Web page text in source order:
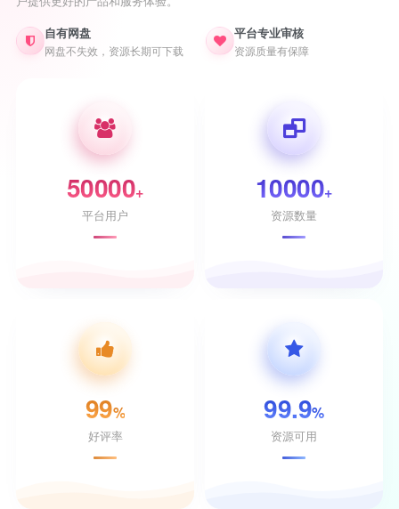
自有网盘
网盘不失效，资源长期可下载
平台专业审核
资源质量有保障
50000+
平台用户
10000+
资源数量
99%
好评率
99.9%
资源可用